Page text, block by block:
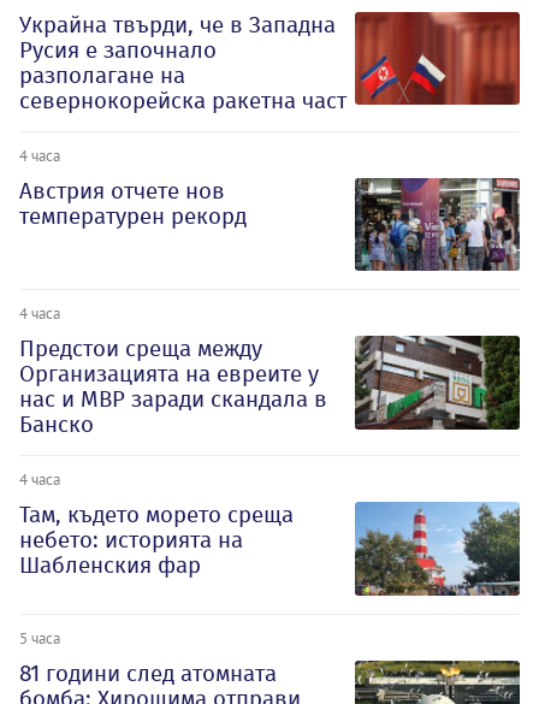
Украйна твърди, че в Западна
Русия е започнало
разполагане на
севернокорейска ракетна част
4 часа
Австрия отчете нов
температурен рекорд
4 часа
Предстои среща между
Организацията на евреите у
нас и МВР заради скандала в
Банско
4 часа
Там, където морето среща
небето: историята на
Шабленския фар
5 часа
81 години след атомната